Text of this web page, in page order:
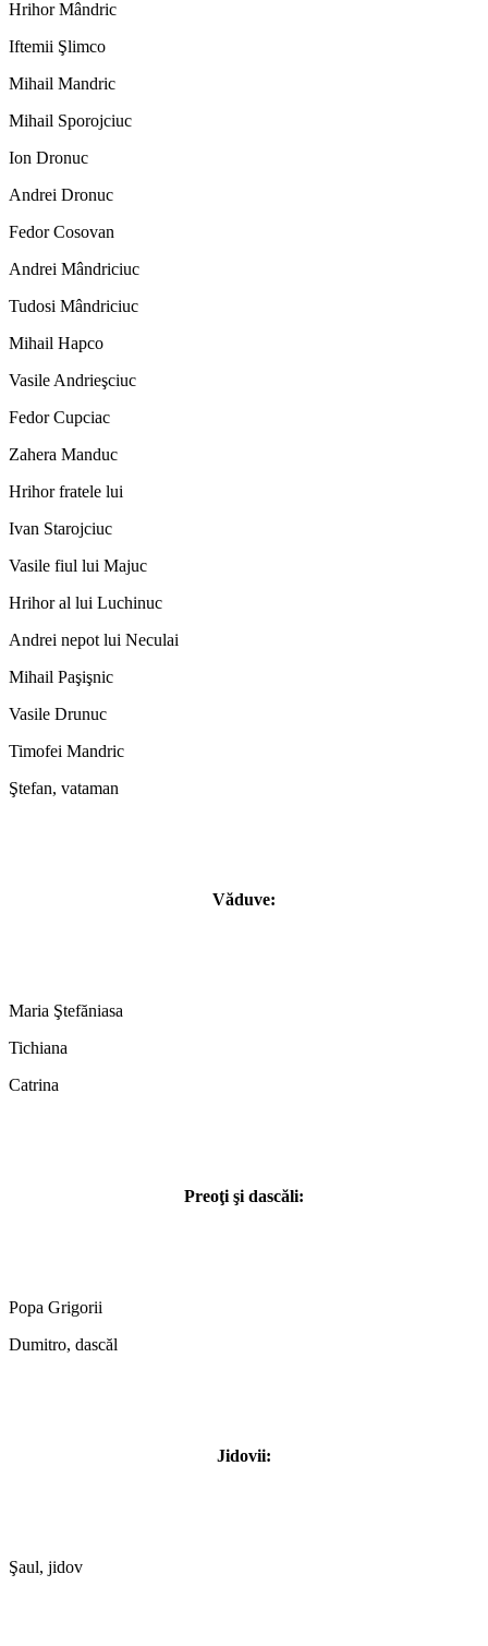
Hrihor Mândric
Iftemii Şlimco
Mihail Mandric
Mihail Sporojciuc
Ion Dronuc
Andrei Dronuc
Fedor Cosovan
Andrei Mândriciuc
Tudosi Mândriciuc
Mihail Hapco
Vasile Andrieşciuc
Fedor Cupciac
Zahera Manduc
Hrihor fratele lui
Ivan Starojciuc
Vasile fiul lui Majuc
Hrihor al lui Luchinuc
Andrei nepot lui Neculai
Mihail Paşişnic
Vasile Drunuc
Timofei Mandric
Ştefan, vataman
Văduve:
Maria Ştefăniasa
Tichiana
Catrina
Preoţi şi dascăli:
Popa Grigorii
Dumitro, dascăl
Jidovii:
Şaul, jidov